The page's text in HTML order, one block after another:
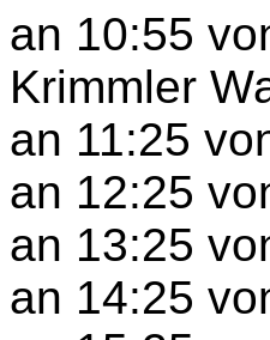
an 10:55
Krimmler
an 11:25
an 12:25
an 13:25
an 14:25